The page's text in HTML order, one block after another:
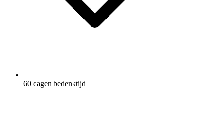
60 dagen bedenktijd